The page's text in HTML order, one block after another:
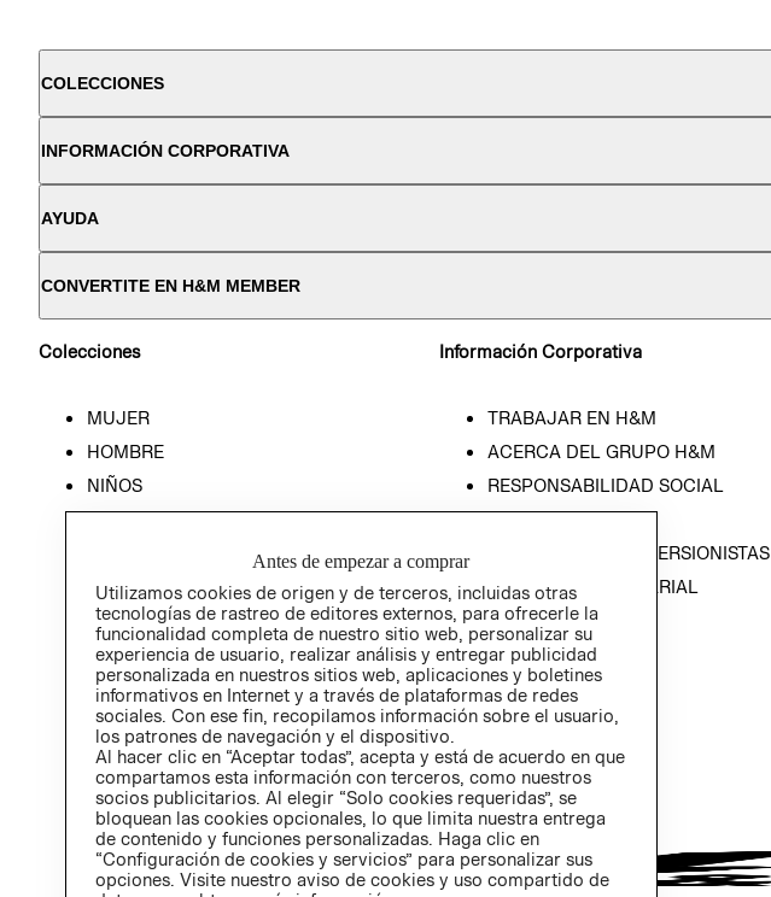
COLECCIONES
INFORMACIÓN CORPORATIVA
AYUDA
CONVERTITE EN H&M MEMBER
Colecciones
MUJER
HOMBRE
NIÑOS
HOME
Información Corporativa
TRABAJAR EN H&M
ACERCA DEL GRUPO H&M
RESPONSABILIDAD SOCIAL
PRENSA
RELACIÓN CON INVERSIONISTAS
POLÍTICA EMPRESARIAL
Antes de empezar a comprar
Utilizamos cookies de origen y de terceros, incluidas otras
tecnologías de rastreo de editores externos, para ofrecerle la
funcionalidad completa de nuestro sitio web, personalizar su
experiencia de usuario, realizar análisis y entregar publicidad
personalizada en nuestros sitios web, aplicaciones y boletines
informativos en Internet y a través de plataformas de redes
sociales. Con ese fin, recopilamos información sobre el usuario,
los patrones de navegación y el dispositivo.
Al hacer clic en “Aceptar todas”, acepta y está de acuerdo en que
compartamos esta información con terceros, como nuestros
socios publicitarios. Al elegir “Solo cookies requeridas”, se
bloquean las cookies opcionales, lo que limita nuestra entrega
de contenido y funciones personalizadas. Haga clic en
“Configuración de cookies y servicios” para personalizar sus
opciones. Visite nuestro aviso de cookies y uso compartido de